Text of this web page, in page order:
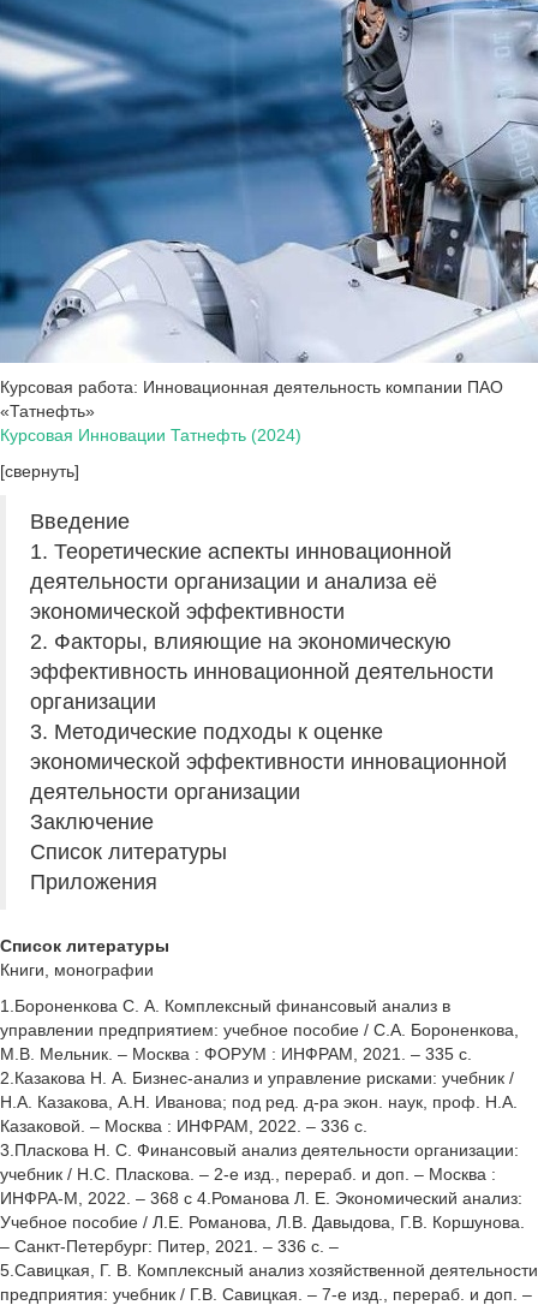
Курсовая работа: Инновационная деятельность компании ПАО
«Татнефть»
Курсовая Инновации Татнефть (2024)
[свернуть]
Введение
1. Теоретические аспекты инновационной
деятельности организации и анализа её
экономической эффективности
2. Факторы, влияющие на экономическую
эффективность инновационной деятельности
организации
3. Методические подходы к оценке
экономической эффективности инновационной
деятельности организации
Заключение
Список литературы
Приложения
Список литературы
Книги, монографии
1.Бороненкова С. А. Комплексный финансовый анализ в
управлении предприятием: учебное пособие / С.А. Бороненкова,
М.В. Мельник. – Москва : ФОРУМ : ИНФРАМ, 2021. – 335 с.
2.Казакова Н. А. Бизнес-анализ и управление рисками: учебник /
Н.А. Казакова, А.Н. Иванова; под ред. д-ра экон. наук, проф. Н.А.
Казаковой. – Москва : ИНФРАМ, 2022. – 336 с.
3.Пласкова Н. С. Финансовый анализ деятельности организации:
учебник / Н.С. Пласкова. – 2-е изд., перераб. и доп. – Москва :
ИНФРА-М, 2022. – 368 с 4.Романова Л. Е. Экономический анализ:
Учебное пособие / Л.Е. Романова, Л.В. Давыдова, Г.В. Коршунова.
– Санкт-Петербург: Питер, 2021. – 336 с. –
5.Савицкая, Г. В. Комплексный анализ хозяйственной деятельности
предприятия: учебник / Г.В. Савицкая. – 7-е изд., перераб. и доп. –